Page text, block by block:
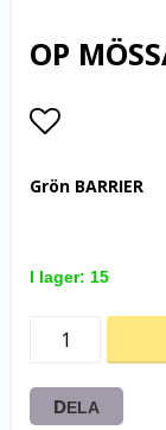
OP
Grön BARRIER
I lager: 15
DELA